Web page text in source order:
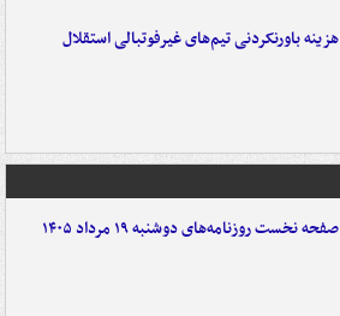
هزینه باورنکردنی تیم‌های غیرفوتبالی استقلال
صفحه نخست روزنامه‌های دوشنبه ۱۹ مرداد ۱۴۰۵